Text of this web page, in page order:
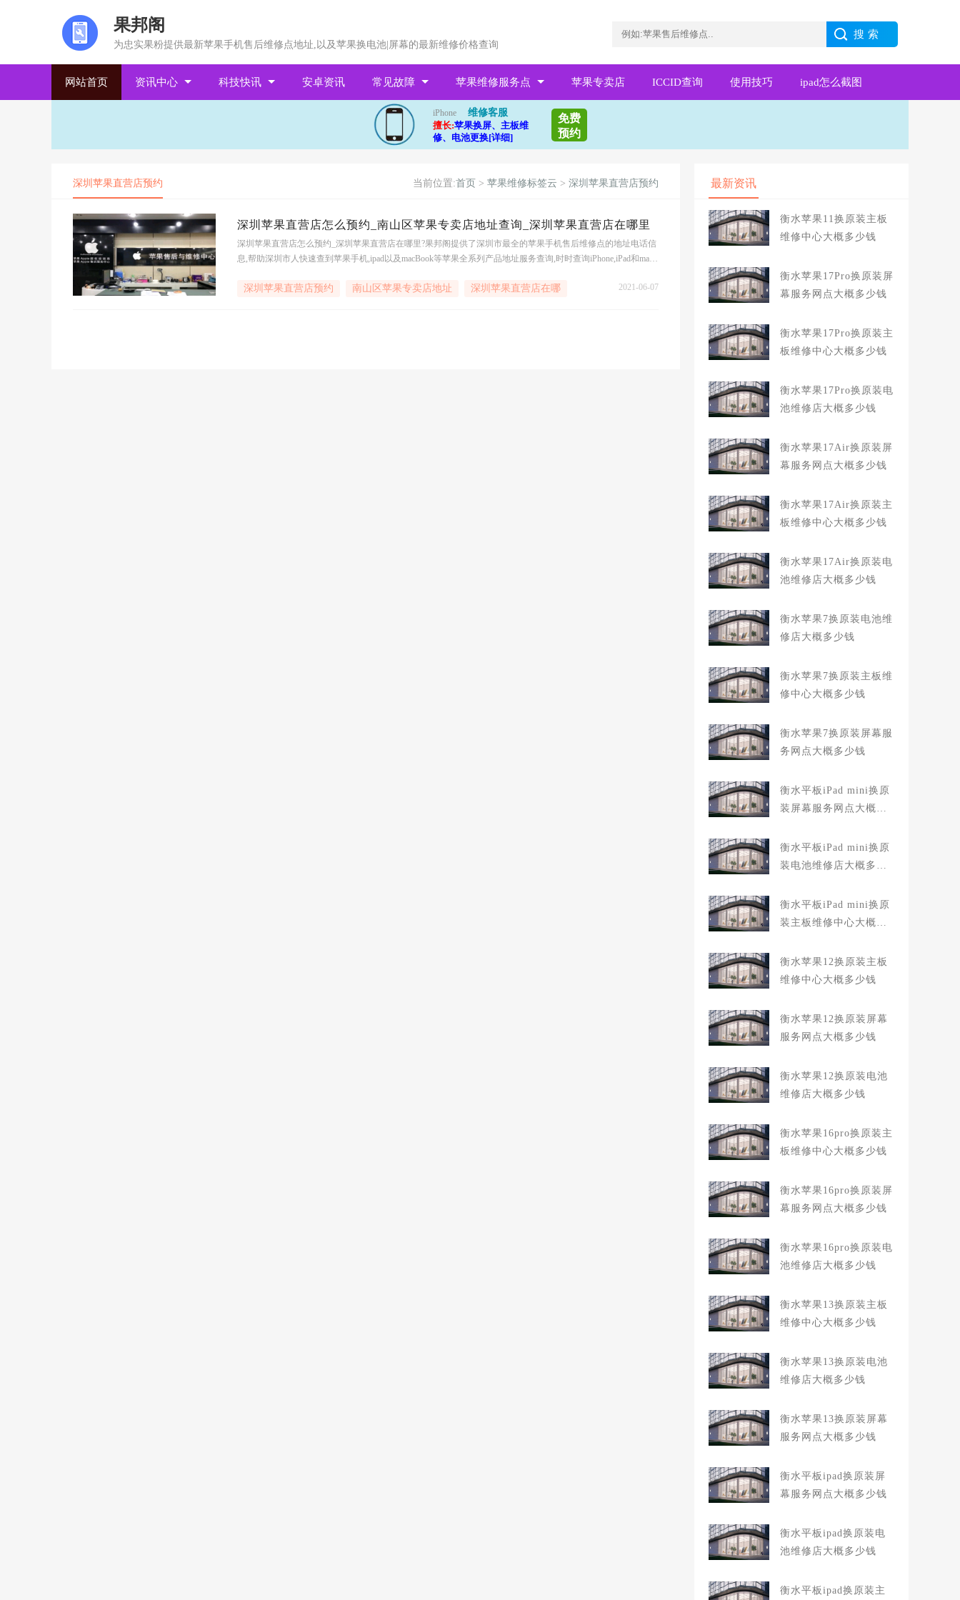
果邦阁
为忠实果粉提供最新苹果手机售后维修点地址,以及苹果换电池|屏幕的最新维修价格查询
网站首页 资讯中心 科技快讯 安卓资讯 常见故障 苹果维修服务点 苹果专卖店 ICCID查询 使用技巧 ipad怎么截图
iPhone
维修客服
擅长:苹果换屏、主板维
修、电池更换[详细]
免费
预约
深圳苹果直营店预约 当前位置:首页 > 苹果维修标签云 > 深圳苹果直营店预约
深圳苹果直营店怎么预约_南山区苹果专卖店地址查询_深圳苹果直营店在哪里
深圳苹果直营店怎么预约_深圳苹果直营店在哪里?果邦阁提供了深圳市最全的苹果手机售后维修点的地址电话信
息,帮助深圳市人快速查到苹果手机,ipad以及macBook等苹果全系列产品地址服务查询,时时查询iPhone,iPad和macb
深圳苹果直营店预约 南山区苹果专卖店地址 深圳苹果直营店在哪 2021-06-07
最新资讯
衡水苹果11换原装主板
维修中心大概多少钱
衡水苹果17Pro换原装屏
幕服务网点大概多少钱
衡水苹果17Pro换原装主
板维修中心大概多少钱
衡水苹果17Pro换原装电
池维修店大概多少钱
衡水苹果17Air换原装屏
幕服务网点大概多少钱
衡水苹果17Air换原装主
板维修中心大概多少钱
衡水苹果17Air换原装电
池维修店大概多少钱
衡水苹果7换原装电池维
修店大概多少钱
衡水苹果7换原装主板维
修中心大概多少钱
衡水苹果7换原装屏幕服
务网点大概多少钱
衡水平板iPad mini换原
装屏幕服务网点大概多
衡水平板iPad mini换原
装电池维修店大概多少
衡水平板iPad mini换原
装主板维修中心大概多
衡水苹果12换原装主板
维修中心大概多少钱
衡水苹果12换原装屏幕
服务网点大概多少钱
衡水苹果12换原装电池
维修店大概多少钱
衡水苹果16pro换原装主
板维修中心大概多少钱
衡水苹果16pro换原装屏
幕服务网点大概多少钱
衡水苹果16pro换原装电
池维修店大概多少钱
衡水苹果13换原装主板
维修中心大概多少钱
衡水苹果13换原装电池
维修店大概多少钱
衡水苹果13换原装屏幕
服务网点大概多少钱
衡水平板ipad换原装屏
幕服务网点大概多少钱
衡水平板ipad换原装电
池维修店大概多少钱
衡水平板ipad换原装主